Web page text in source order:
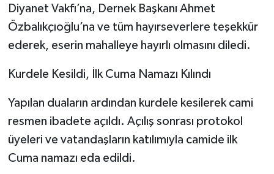
Diyanet Vakfı’na, Dernek Başkanı Ahmet
Özbalıkçıoğlu’na ve tüm hayırseverlere teşekkür
ederek, eserin mahalleye hayırlı olmasını diledi.
Kurdele Kesildi, İlk Cuma Namazı Kılındı
Yapılan duaların ardından kurdele kesilerek cami
resmen ibadete açıldı. Açılış sonrası protokol
üyeleri ve vatandaşların katılımıyla camide ilk
Cuma namazı eda edildi.